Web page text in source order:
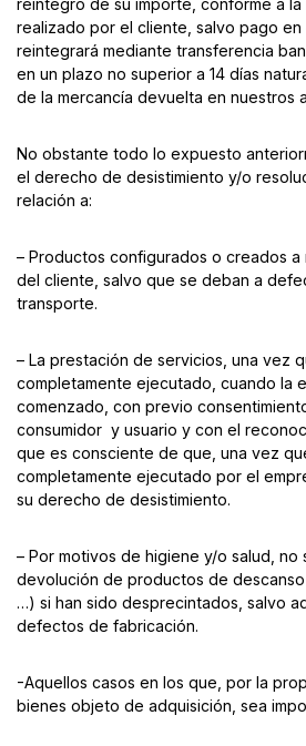
realizado por el cliente, salvo pago
reintegrará mediante transferencia
en un plazo no superior a 14 días
de la mercancía devuelta en nuestros
No obstante todo lo expuesto
el derecho de desistimiento y/o
relación a:
– Productos configurados o creados
del cliente, salvo que se deban a
transporte.
– La prestación de servicios, una vez
completamente ejecutado, cuando la
comenzado, con previo
consumidor y usuario y con el
que es consciente de que, una vez
completamente ejecutado por el
su derecho de desistimiento.
– Por motivos de higiene y/o salud, no
devolución de productos de
…) si han sido desprecintados, salvo
defectos de fabricación.
-Aquellos casos en los que, por la
bienes objeto de adquisición, sea